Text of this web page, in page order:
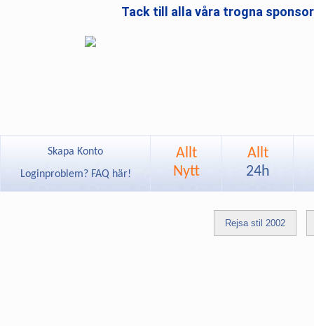
Tack till alla våra trogna
Skapa Konto
Loginproblem? FAQ här!
Allt
Nytt
Allt
24h
Rejsa stil 2002